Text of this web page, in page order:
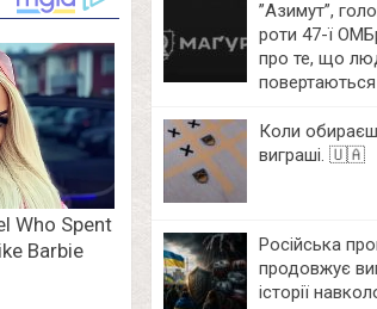
⁨”Азимут”,
роти 47-ї
про те, що
Коли
виграші. 🇺🇦
Російська
продовжує
історії